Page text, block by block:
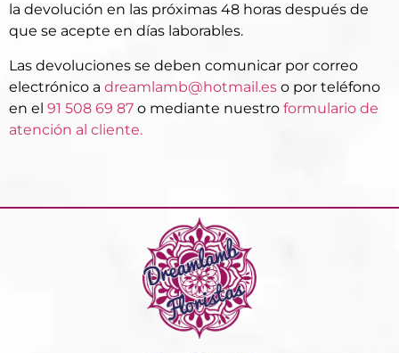
la devolución en las próximas 48 horas después de
que se acepte en días laborables.
Las devoluciones se deben comunicar por correo
electrónico a dreamlamb@hotmail.es o por teléfono
en el 91 508 69 87 o mediante nuestro formulario de
atención al cliente.